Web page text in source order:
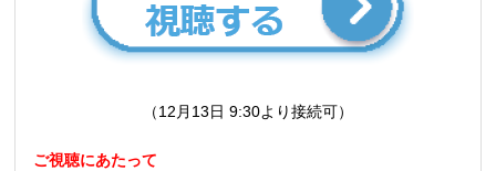
（12月13日 9:30より接続可）
ご視聴にあたって